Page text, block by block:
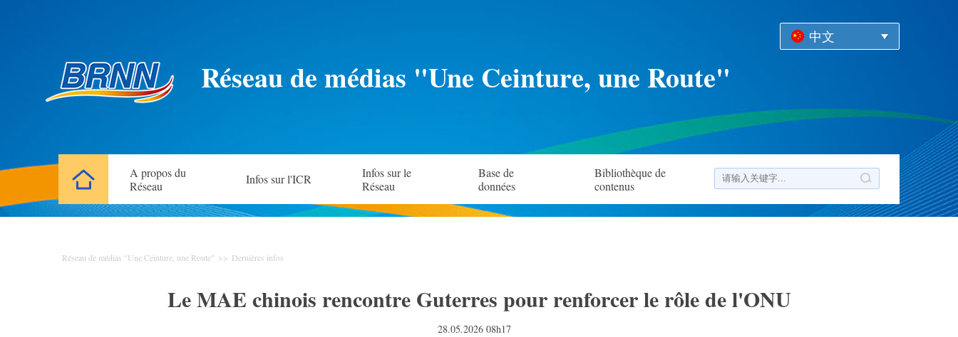
中文
Réseau de médias "Une Ceinture, une Route"
A propos du
Réseau
Infos sur l'ICR
Infos sur le
Réseau
Base de
données
Bibliothèque de
contenus
Réseau de médias "Une Ceinture, une Route" >> Dernières infos
Le MAE chinois rencontre Guterres pour renforcer le rôle de l'ONU
28.05.2026 08h17